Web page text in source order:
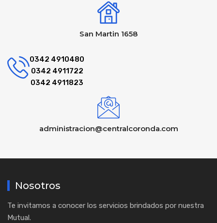
San Martin 1658
0342 4910480
0342 4911722
0342 4911823
administracion@centralcoronda.com
Nosotros
Te invitamos a conocer los servicios brindados por nuestra
Mutual.